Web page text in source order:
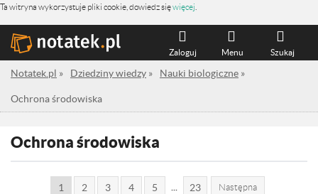
Ta witryna wykorzystuje pliki cookie, dowiedz sięwięcej
Szukaj
Menu
Zaloguj
Notatek.pl » Dziedziny wiedzy » Nauki biologiczne »
Ochrona środowiska
Ochrona środowiska
1 2 3 4 5 23 Następna